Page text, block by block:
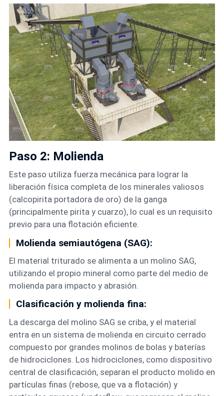
Paso 2: Molienda
Este paso utiliza fuerza mecánica para lograr la
liberación física completa de los minerales valiosos
(calcopirita portadora de oro) de la ganga
(principalmente pirita y cuarzo), lo cual es un requisito
previo para una flotación eficiente.
Molienda semiautógena (SAG):
El material triturado se alimenta a un molino SAG,
utilizando el propio mineral como parte del medio de
molienda para impacto y abrasión.
Clasificación y molienda fina:
La descarga del molino SAG se criba, y el material
entra en un sistema de molienda en circuito cerrado
compuesto por grandes molinos de bolas y baterías
de hidrociclones. Los hidrociclones, como dispositivo
central de clasificación, separan el producto molido en
partículas finas (rebose, que va a flotación) y